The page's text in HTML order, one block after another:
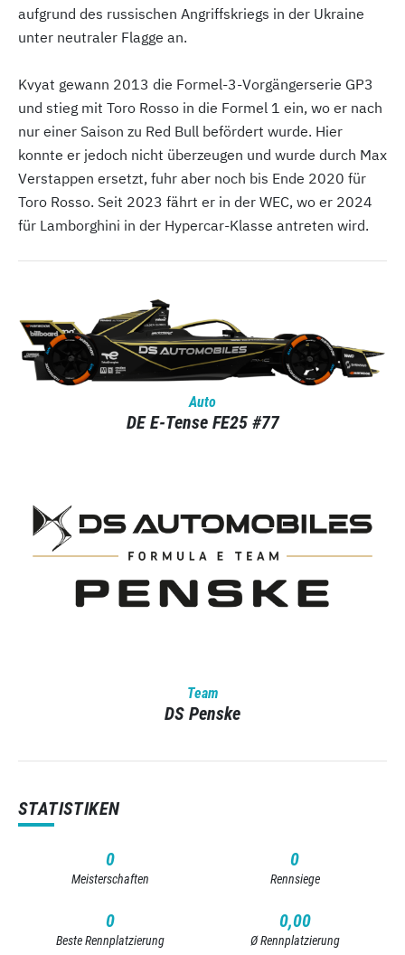
aufgrund des russischen Angriffskriegs in der Ukraine
unter neutraler Flagge an.
Kvyat gewann 2013 die Formel-3-Vorgängerserie GP3
und stieg mit Toro Rosso in die Formel 1 ein, wo er nach
nur einer Saison zu Red Bull befördert wurde. Hier
konnte er jedoch nicht überzeugen und wurde durch Max
Verstappen ersetzt, fuhr aber noch bis Ende 2020 für
Toro Rosso. Seit 2023 fährt er in der WEC, wo er 2024
für Lamborghini in der Hypercar-Klasse antreten wird.
Auto
DE E-Tense FE25 #77
Team
DS Penske
STATISTIKEN
0
Meisterschaften
0
Rennsiege
0
Beste Rennplatzierung
0,00
Ø Rennplatzierung